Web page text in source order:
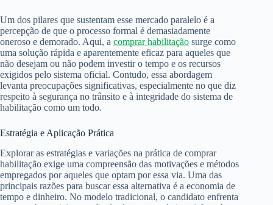
Um dos pilares que sustentam esse mercado paralelo é a
percepção de que o processo formal é demasiadamente
oneroso e demorado. Aqui, a comprar habilitação surge como
uma solução rápida e aparentemente eficaz para aqueles que
não desejam ou não podem investir o tempo e os recursos
exigidos pelo sistema oficial. Contudo, essa abordagem
levanta preocupações significativas, especialmente no que diz
respeito à segurança no trânsito e à integridade do sistema de
habilitação como um todo.
Estratégia e Aplicação Prática
Explorar as estratégias e variações na prática de comprar
habilitação exige uma compreensão das motivações e métodos
empregados por aqueles que optam por essa via. Uma das
principais razões para buscar essa alternativa é a economia de
tempo e dinheiro. No modelo tradicional, o candidato enfrenta